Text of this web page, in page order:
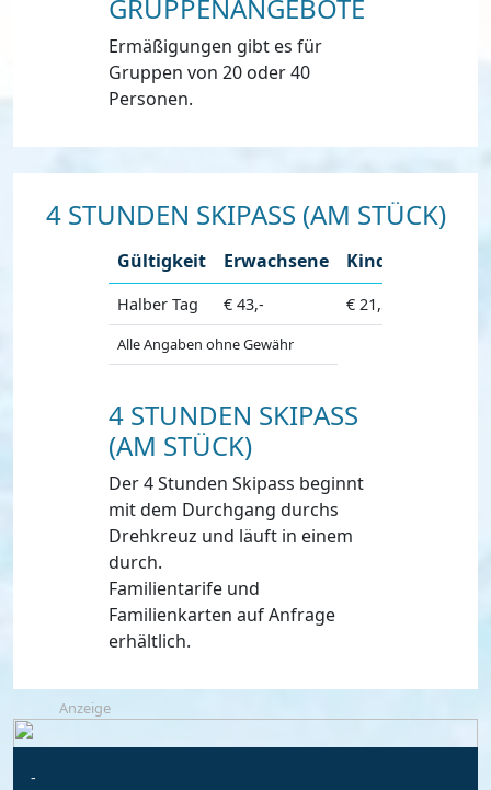
GRUPPENANGEBOTE
Ermäßigungen gibt es für
Gruppen von 20 oder 40
Personen.
4 STUNDEN SKIPASS (AM STÜCK)
Gültigkeit Erwachsene Kinder
Halber Tag € 43,- € 21,50
Alle Angaben ohne Gewähr
4 STUNDEN SKIPASS
(AM STÜCK)
Der 4 Stunden Skipass beginnt
mit dem Durchgang durchs
Drehkreuz und läuft in einem
durch.
Familientarife und
Familienkarten auf Anfrage
erhältlich.
Anzeige
-